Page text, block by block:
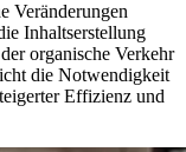
Veränderungen
Inhaltserstellung
organische Verkehr
die Notwendigkeit
Effizienz und